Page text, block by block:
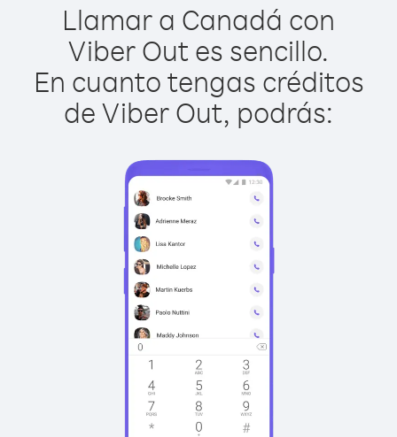
Llamar a Canadá con
Viber Out es sencillo.
En cuanto tengas créditos
de Viber Out, podrás: